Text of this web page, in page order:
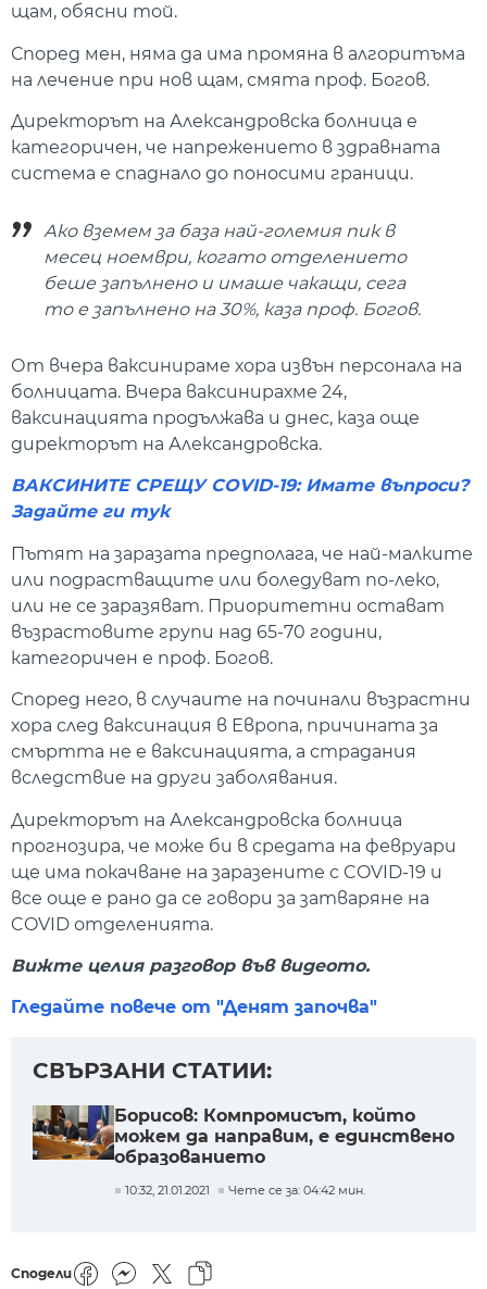
щам, обясни той.
Според мен, няма да има промяна в алгоритъма
на лечение при нов щам, смята проф. Богов.
Директорът на Александровска болница е
категоричен, че напрежението в здравната
система е спаднало до поносими граници.
Ако вземем за база най-големия пик в
месец ноември, когато отделението
беше запълнено и имаше чакащи, сега
то е запълнено на 30%, каза проф. Богов.
От вчера ваксинираме хора извън персонала на
болницата. Вчера ваксинирахме 24,
ваксинацията продължава и днес, каза още
директорът на Александровска.
ВАКСИНИТE СРЕЩУ COVID-19: Имате въпроси?
Задайте ги тук
Пътят на заразата предполага, че най-малките
или подрастващите или боледуват по-леко,
или не се заразяват. Приоритетни остават
възрастовите групи над 65-70 години,
категоричен е проф. Богов.
Според него, в случаите на починали възрастни
хора след ваксинация в Европа, причината за
смъртта не е ваксинацията, а страдания
вследствие на други заболявания.
Директорът на Александровска болница
прогнозира, че може би в средата на февруари
ще има покачване на заразените с COVID-19 и
все още е рано да се говори за затваряне на
COVID отделенията.
Вижте целия разговор във видеото.
Гледайте повече от "Денят започва"
СВЪРЗАНИ СТАТИИ:
Борисов: Компромисът, който
можем да направим, е единствено
образованието
10:32, 21.01.2021 Чете се за: 04:42 мин.
Сподели